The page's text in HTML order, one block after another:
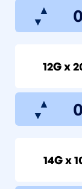
▲
▼
12G x
▲
▼
14G x